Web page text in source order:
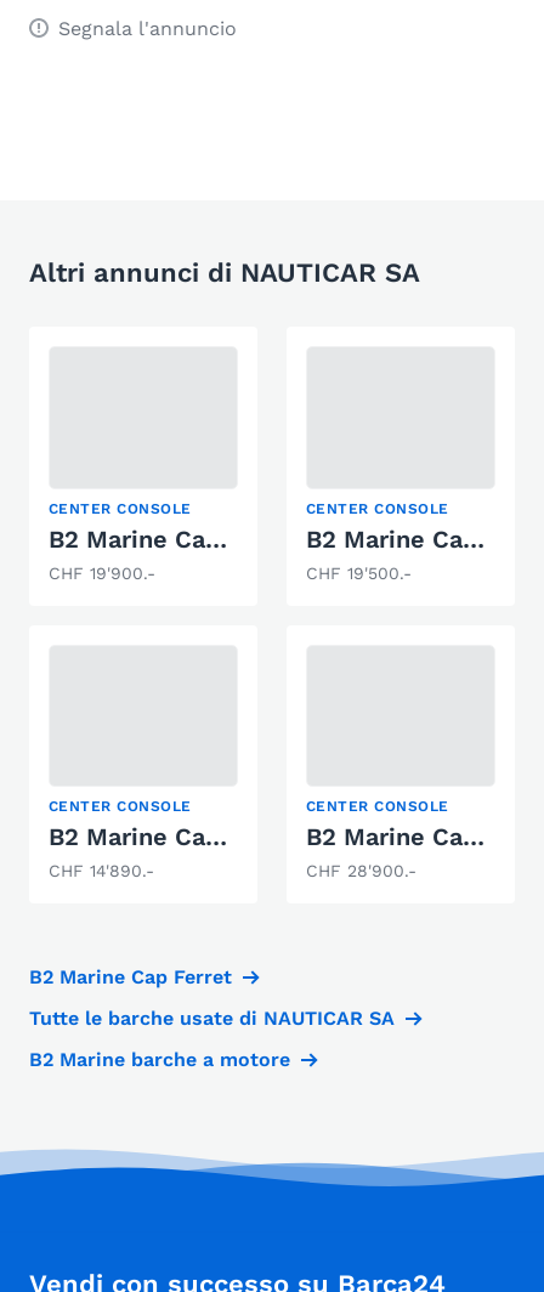
Segnala l'annuncio
Altri annunci di NAUTICAR SA
CENTER CONSOLE
B2 Marine Cap Ferret 522 Cruiser
CHF 19'900.-
CENTER CONSOLE
B2 Marine Cap Ferret 155 Fishing
CHF 19'500.-
CENTER CONSOLE
B2 Marine Cap Ferret 135 Open
CHF 14'890.-
CENTER CONSOLE
B2 Marine Cap Ferret 552 Sun Deck
CHF 28'900.-
B2 Marine Cap Ferret
Tutte le barche usate di NAUTICAR SA
B2 Marine barche a motore
Vendi con successo su Barca24